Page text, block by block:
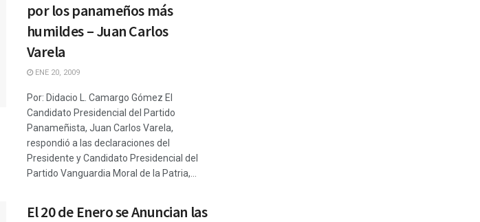
por los panameños más
humildes – Juan Carlos
Varela
ENE 20, 2009
Por: Didacio L. Camargo Gómez El
Candidato Presidencial del Partido
Panameñista, Juan Carlos Varela,
respondió a las declaraciones del
Presidente y Candidato Presidencial del
Partido Vanguardia Moral de la Patria,...
El 20 de Enero se Anuncian las